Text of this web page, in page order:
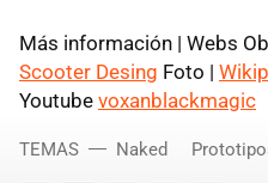
Más información | Webs
Scooter Desing Foto |
Youtube voxanblackmagic
TEMAS Naked